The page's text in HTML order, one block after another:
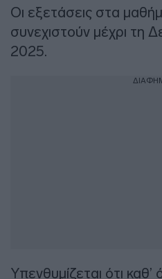
Οι εξετάσεις στα
συνεχιστούν μέχρι τη
2025.
Υπενθυμίζεται ότι